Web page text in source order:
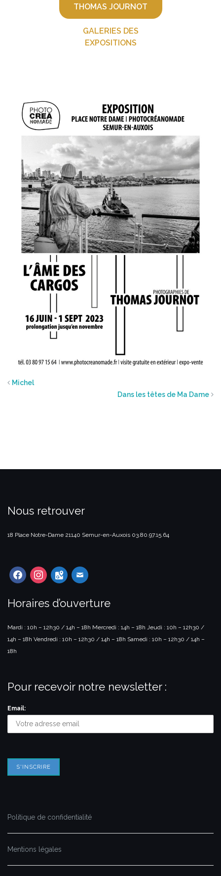
THOMAS JOURNOT
GALERIES DES
EXPOSITIONS
Michel
Dans les têtes de Ma Dame
Nous retrouver
18 Place Notre-Dame 21140 Semur-en-Auxois 03.80.97.15.64
facebookinstagramgoogle-
maps
mail
Horaires d’ouverture
Mardi : 10h – 12h30 / 14h – 18h Mercredi : 14h – 18h Jeudi : 10h – 12h30 /
14h – 18h Vendredi : 10h – 12h30 / 14h – 18h Samedi : 10h – 12h30 / 14h –
18h
Pour recevoir notre newsletter :
Email:
Politique de confidentialité
Mentions légales